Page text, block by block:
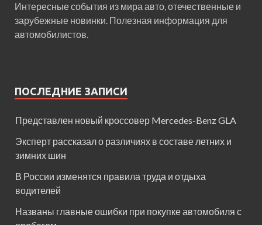
Интересные события из мира авто, отечественные и
зарубежные новинки. Полезная информация для
автомобилистов.
ПОСЛЕДНИЕ ЗАПИСИ
Представлен новый кроссовер Mercedes-Benz GLA
Эксперт рассказал о различиях в составе летних и
зимних шин
В России изменятся правила труда и отдыха
водителей
Названы главные ошибки при покупке автомобиля с